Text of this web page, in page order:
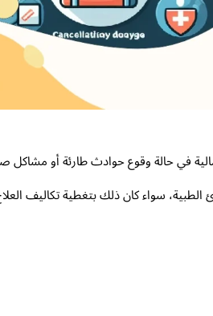
في حالة وقوع حوادث طارئة أو
سواء كان ذلك بتغطية تكاليف